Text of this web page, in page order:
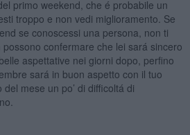
primo weekend, che é probabile un
troppo e non vedi miglioramento. Se
se conoscessi una persona, non ti
confermare che lei sará sincero
aspettative nei giorni dopo, perfino
sará in buon aspetto con il tuo
mese un po’ di difficoltá di